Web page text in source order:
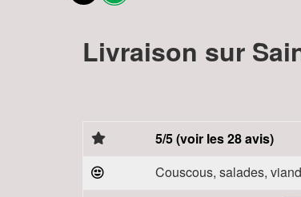
Livraison sur
5/5 (voir les 28 avis)
Couscous, salades,